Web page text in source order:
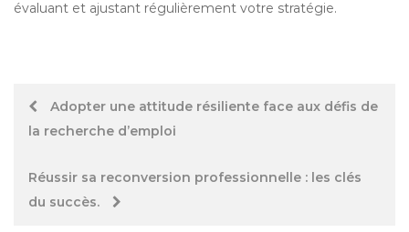
évaluant et ajustant régulièrement votre stratégie.
PostAdopter une attitude résiliente face aux défis de
la recherche d’emploi
Réussir sa reconversion professionnelle : les clés
du succès.